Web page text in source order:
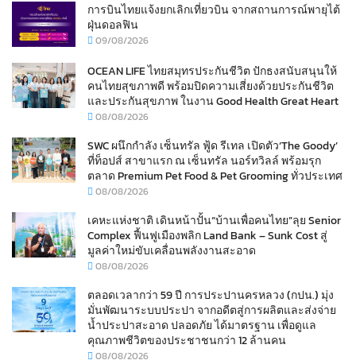
การบินไทยแจ้งยกเลิกเที่ยวบิน จากสถานการณ์พายุไต้
ฝุ่นดอลฟิน
09/08/2026
OCEAN LIFE ไทยสมุทรประกันชีวิต ปักธงสนับสนุนให้
คนไทยสุขภาพดี พร้อมปิดความเสี่ยงด้วยประกันชีวิต
และประกันสุขภาพ ในงาน Good Health Great Heart
08/08/2026
SWC ผนึกกำลัง เซ็นทรัล ฟู้ด รีเทล เปิดตัว‘The Goody’
ที่ท็อปส์ สาขาแรก ณ เซ็นทรัล นอร์ทวิลล์ พร้อมรุก
ตลาด Premium Pet Food & Pet Grooming ทั่วประเทศ
08/08/2026
เคหะแห่งชาติ เดินหน้าปั้น“บ้านเพื่อคนไทย”ลุย Senior
Complex ฟื้นฟูเมืองพลิก Land Bank – Sunk Cost สู่
มูลค่าใหม่ขับเคลื่อนพลังงานสะอาด
08/08/2026
ตลอดเวลากว่า 59 ปี การประปานครหลวง (กปน.) มุ่ง
มั่นพัฒนาระบบประปา จากอดีตสู่การผลิตและส่งจ่าย
น้ำประปาสะอาด ปลอดภัย ได้มาตรฐาน เพื่อดูแล
คุณภาพชีวิตของประชาชนกว่า 12 ล้านคน
08/08/2026